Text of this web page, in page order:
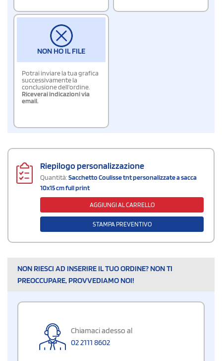
NON HO IL FILE
Potrai inviare la tua grafica
successivamente la
conclusione dell'ordine.
Riceverai indicazioni via
email.
Riepilogo personalizzazione
Quantità:Sacchetto Coulisse tnt personalizzate a sacca
10x15 cm full print
AGGIUNGI AL CARRELLO
STAMPA PREVENTIVO
NON RIESCI AD INSERIRE IL TUO ORDINE? NON TI
PREOCCUPARE, PROVVEDIAMO NOI!
Chiamaci adesso al
02 2111 8602